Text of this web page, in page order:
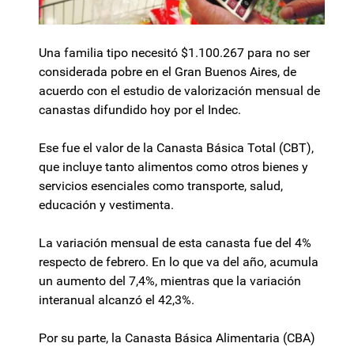
Una familia tipo necesitó $1.100.267 para no ser
considerada pobre en el Gran Buenos Aires, de
acuerdo con el estudio de valorización mensual de
canastas difundido hoy por el Indec.
Ese fue el valor de la Canasta Básica Total (CBT),
que incluye tanto alimentos como otros bienes y
servicios esenciales como transporte, salud,
educación y vestimenta.
La variación mensual de esta canasta fue del 4%
respecto de febrero. En lo que va del año, acumula
un aumento del 7,4%, mientras que la variación
interanual alcanzó el 42,3%.
Por su parte, la Canasta Básica Alimentaria (CBA)